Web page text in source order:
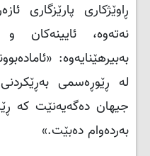
ڕاوێژکاری پارێزگاری
نەتەوە، ئایینەکان
بەبیرهێنایەوە:
لە ڕێوڕەسمی
جیهان دەگەیەنێت کە
بەردەوام دەبێت.»